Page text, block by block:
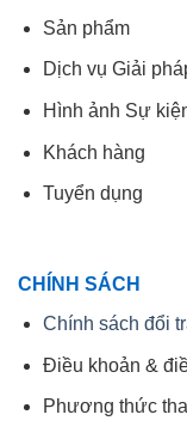
Sản phẩm
Dịch vụ Giải
Hình ảnh Sự
Khách hàng
Tuyển dụng
CHÍNH SÁCH
Chính sách đổi
Điều khoản &
Phương thức